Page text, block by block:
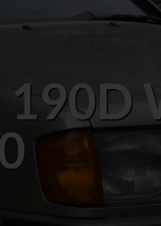
190D